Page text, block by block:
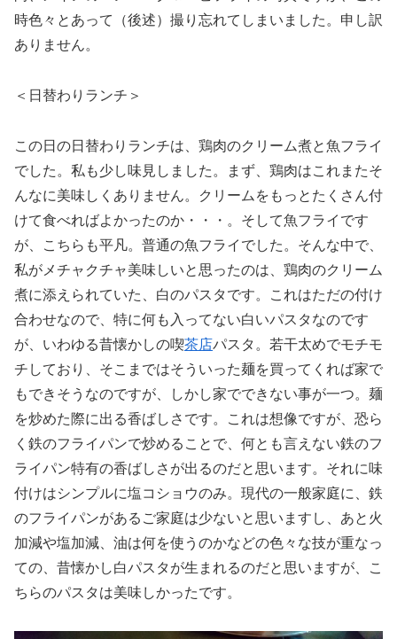
時色々とあって（後述）撮り忘れてしまいました。申し訳
ありません。
＜日替わりランチ＞
この日の日替わりランチは、鶏肉のクリーム煮と魚フライ
でした。私も少し味見しました。まず、鶏肉はこれまたそ
んなに美味しくありません。クリームをもっとたくさん付
けて食べればよかったのか・・・。そして魚フライです
が、こちらも平凡。普通の魚フライでした。そんな中で、
私がメチャクチャ美味しいと思ったのは、鶏肉のクリーム
煮に添えられていた、白のパスタです。これはただの付け
合わせなので、特に何も入ってない白いパスタなのです
が、いわゆる昔懐かしの喫茶店パスタ。若干太めでモチモ
チしており、そこまではそういった麺を買ってくれば家で
もできそうなのですが、しかし家でできない事が一つ。麺
を炒めた際に出る香ばしさです。これは想像ですが、恐ら
く鉄のフライパンで炒めることで、何とも言えない鉄のフ
ライパン特有の香ばしさが出るのだと思います。それに味
付けはシンプルに塩コショウのみ。現代の一般家庭に、鉄
のフライパンがあるご家庭は少ないと思いますし、あと火
加減や塩加減、油は何を使うのかなどの色々な技が重なっ
ての、昔懐かし白パスタが生まれるのだと思いますが、こ
ちらのパスタは美味しかったです。